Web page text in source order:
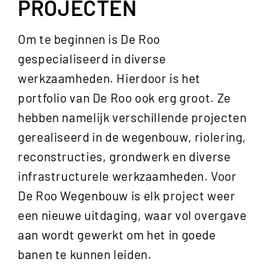
PROJECTEN
Om te beginnen is De Roo
gespecialiseerd in diverse
werkzaamheden. Hierdoor is het
portfolio van De Roo ook erg groot. Ze
hebben namelijk verschillende projecten
gerealiseerd in de wegenbouw, riolering,
reconstructies, grondwerk en diverse
infrastructurele werkzaamheden. Voor
De Roo Wegenbouw is elk project weer
een nieuwe uitdaging, waar vol overgave
aan wordt gewerkt om het in goede
banen te kunnen leiden.